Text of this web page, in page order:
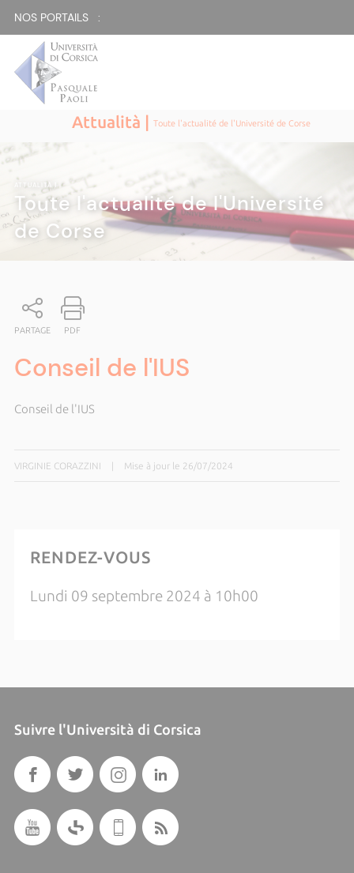
NOS PORTAILS :
Attualità |Toute l'actualité de l'Université de Corse
ATTUALITÀ|
Toute l'actualité de l'Université
de Corse
PARTAGE PDF
Conseil de l'IUS
Conseil de l'IUS
VIRGINIE CORAZZINI Mise à jour le 26/07/2024
RENDEZ-VOUS
Lundi 09 septembre 2024 à 10h00
Suivre l'Università di Corsica